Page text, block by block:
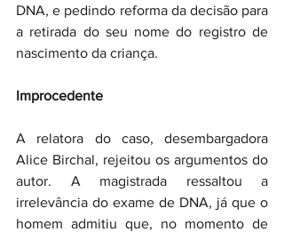
DNA, e pedindo reforma da decisão para
a retirada do seu nome do registro de
nascimento da criança.
Improcedente
A relatora do caso, desembargadora
Alice Birchal, rejeitou os argumentos do
autor. A magistrada ressaltou a
irrelevância do exame de DNA, já que o
homem admitiu que, no momento de